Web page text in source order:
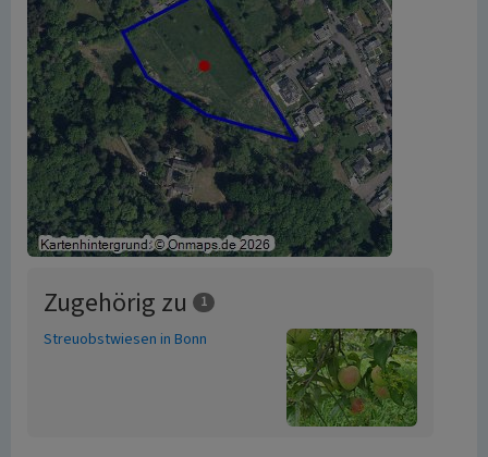
Zugehörig zu 1
Streuobstwiesen in Bonn